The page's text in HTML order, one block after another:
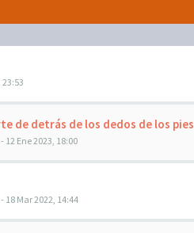
23:53
de detrás de los dedos de los pies
- 12 Ene 2023, 18:00
- 18 Mar 2022, 14:44